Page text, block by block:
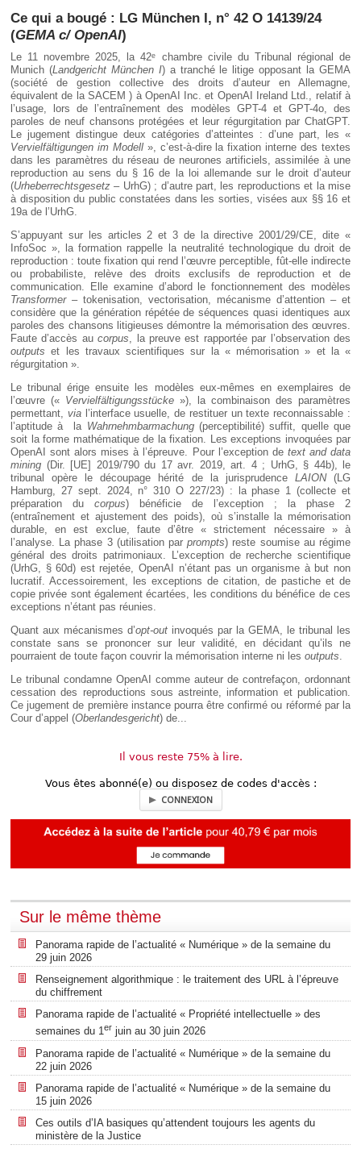
Ce qui a bougé : LG München I, n° 42 O 14139/24
(GEMA c/ OpenAI)
Le 11 novembre 2025, la 42ᵉ chambre civile du Tribunal régional de
Munich (Landgericht München I) a tranché le litige opposant la GEMA
(société de gestion collective des droits d’auteur en Allemagne,
équivalent de la SACEM ) à OpenAI Inc. et OpenAI Ireland Ltd., relatif à
l’usage, lors de l’entraînement des modèles GPT-4 et GPT-4o, des
paroles de neuf chansons protégées et leur régurgitation par ChatGPT.
Le jugement distingue deux catégories d’atteintes : d’une part, les «
Vervielfältigungen im Modell», c’est-à-dire la fixation interne des textes
dans les paramètres du réseau de neurones artificiels, assimilée à une
reproduction au sens du § 16 de la loi allemande sur le droit d’auteur
(Urheberrechtsgesetz – UrhG) ; d’autre part, les reproductions et la mise
à disposition du public constatées dans les sorties, visées aux §§ 16 et
19a de l’UrhG.
S’appuyant sur les articles 2 et 3 de la directive 2001/29/CE, dite «
InfoSoc », la formation rappelle la neutralité technologique du droit de
reproduction : toute fixation qui rend l’œuvre perceptible, fût-elle indirecte
ou probabiliste, relève des droits exclusifs de reproduction et de
communication. Elle examine d’abord le fonctionnement des modèles
Transformer– tokenisation, vectorisation, mécanisme d’attention – et
considère que la génération répétée de séquences quasi identiques aux
paroles des chansons litigieuses démontre la mémorisation des œuvres.
Faute d’accès aucorpus , la preuve est rapportée par l’observation des
outputs et les travaux scientifiques sur la « mémorisation » et la «
régurgitation ».
Le tribunal érige ensuite les modèles eux-mêmes en exemplaires de
l’œuvre (« Vervielfältigungsstücke »), la combinaison des paramètres
permettant, vial’interface usuelle, de restituer un texte reconnaissable :
l’aptitude à la Wahrnehmbarmachung(perceptibilité) suffit, quelle que
soit la forme mathématique de la fixation. Les exceptions invoquées par
OpenAI sont alors mises à l’épreuve. Pour l’exception de text and data
mining (Dir. [UE] 2019/790 du 17 avr. 2019, art. 4 ; UrhG, § 44b), le
tribunal opère le découpage hérité de la jurisprudence LAION(LG
Hamburg, 27 sept. 2024, n° 310 O 227/23) : la phase 1 (collecte et
préparation du corpus) bénéficie de l’exception ; la phase 2
(entraînement et ajustement des poids), où s’installe la mémorisation
durable, en est exclue, faute d’être « strictement nécessaire » à
l’analyse. La phase 3 (utilisation parprompts) reste soumise au régime
général des droits patrimoniaux. L’exception de recherche scientifique
(UrhG, § 60d) est rejetée, OpenAI n’étant pas un organisme à but non
lucratif. Accessoirement, les exceptions de citation, de pastiche et de
copie privée sont également écartées, les conditions du bénéfice de ces
exceptions n’étant pas réunies.
Quant aux mécanismes d’opt-out invoqués par la GEMA, le tribunal les
constate sans se prononcer sur leur validité, en décidant qu’ils ne
pourraient de toute façon couvrir la mémorisation interne ni les outputs
Le tribunal condamne OpenAI comme auteur de contrefaçon, ordonnant
cessation des reproductions sous astreinte, information et publication.
Ce jugement de première instance pourra être confirmé ou réformé par la
Cour d’appel (Oberlandesgericht) de...
Il vous reste 75% à lire.
Vous êtes abonné(e) ou disposez de codes d'accès :
CONNEXION
Sur le même thème
Panorama rapide de l’actualité « Numérique » de la semaine du
29 juin 2026
Renseignement algorithmique : le traitement des URL à l’épreuve
du chiffrement
Panorama rapide de l’actualité « Propriété intellectuelle » des
semaines du 1er juin au 30 juin 2026
Panorama rapide de l’actualité « Numérique » de la semaine du
22 juin 2026
Panorama rapide de l’actualité « Numérique » de la semaine du
15 juin 2026
Ces outils d’IA basiques qu’attendent toujours les agents du
ministère de la Justice